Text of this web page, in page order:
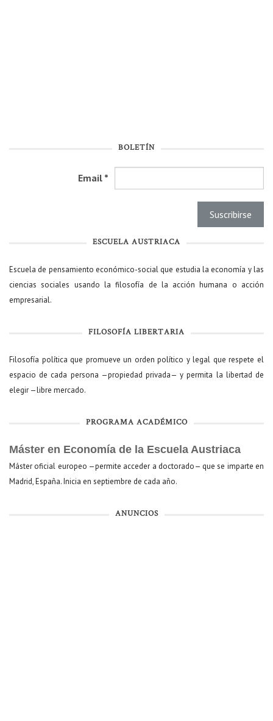
BOLETÍN
Email *
ESCUELA AUSTRIACA
Escuela de pensamiento económico-social que estudia la economía y las
ciencias sociales usando la filosofía de la acción humana o acción
empresarial.
FILOSOFÍA LIBERTARIA
Filosofía política que promueve un orden político y legal que respete el
espacio de cada persona —propiedad privada— y permita la libertad de
elegir —libre mercado.
PROGRAMA ACADÉMICO
Máster en Economía de la Escuela Austriaca
Máster oficial europeo —permite acceder a doctorado— que se imparte en
Madrid, España. Inicia en septiembre de cada año.
ANUNCIOS